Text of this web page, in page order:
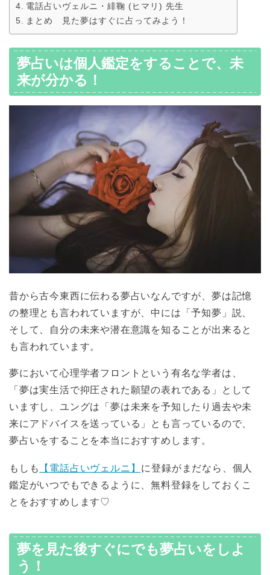
電話占いヴェルニ・緋鞠 (ヒマリ) 先生
まとめ 見た夢はすぐに占ってみよう！
夢占いは個人鑑定をすることで、未
来が分かる！
昔から古今東西に伝わる夢占いなんですが、夢は記憶
の整理とも言われていますが、中には「予知夢」説、
そして、自分の未来や潜在意識を知ることが出来ると
も言われています。
夢において心理学者フロントという有名な学者は、
「夢は実生活で抑圧された願望の表れである」として
いますし、ユングは「夢は未来を予知したり過去や未
来にアドバイスを送っている」とも言っているので、
夢占いをすることを本当におすすめします。
もしも 【電話占いヴェルニ】 に登録がまだなら、個人
鑑定がいつでもできるように、無料登録をしておくこ
とをおすすめします♡
夢を見た後すぐにでも夢占いをしよ
う！